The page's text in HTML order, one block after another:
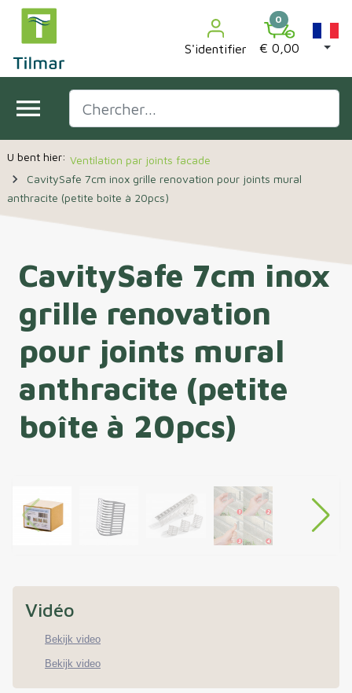
S'identifier
0
€ 0,00
menu
Ventilation par joints facade
navigate_next
CavitySafe 7cm inox grille renovation pour joints mural
anthracite (petite boîte à 20pcs)
CavitySafe 7cm inox
grille renovation
pour joints mural
anthracite (petite
boîte à 20pcs)

Vidéo
Bekijk video
Bekijk video